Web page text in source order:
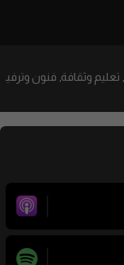
تعليم وثقافة, فنون